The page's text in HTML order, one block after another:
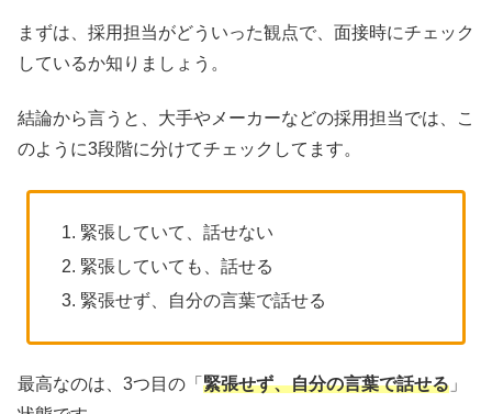
まずは、採用担当がどういった観点で、面接時にチェック
しているか知りましょう。
結論から言うと、大手やメーカーなどの採用担当では、こ
のように3段階に分けてチェックしてます。
緊張していて、話せない
緊張していても、話せる
緊張せず、自分の言葉で話せる
最高なのは、3つ目の「 緊張せず、自分の言葉で話せる 」